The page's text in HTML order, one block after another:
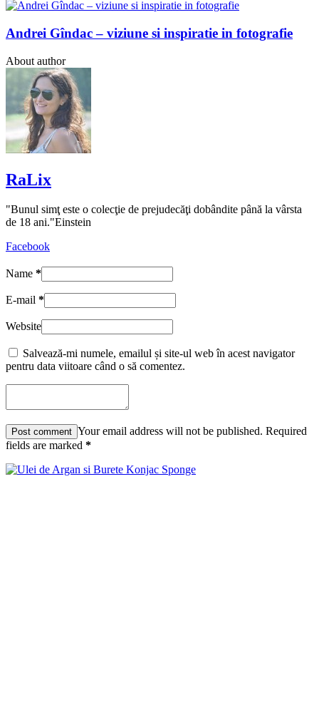
Andrei Gîndac – viziune si inspiratie in fotografie
About author
RaLix
"Bunul simţ este o colecţie de prejudecăţi dobândite până la vârsta
de 18 ani."Einstein
Facebook
Name *
E-mail *
Website
Salvează-mi numele, emailul și site-ul web în acest navigator
pentru data viitoare când o să comentez.
Your email address will not be published. Required
fields are marked *